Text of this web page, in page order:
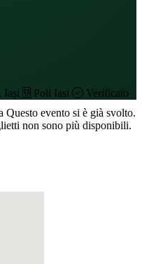
Iași
Poli Iasi
Verificato
Questo evento si è già svolto.
non sono più disponibili.